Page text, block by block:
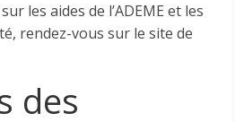
les aides de l’ADEME et les
rendez-vous sur le site de
des